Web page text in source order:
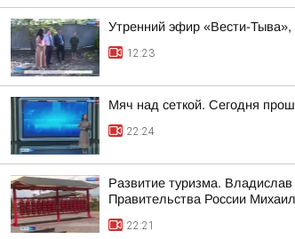
Утренний эфир «Вести-Тыва»,
12:23
Мяч над сеткой. Сегодня
22:24
Развитие туризма.
Правительства России
22:21